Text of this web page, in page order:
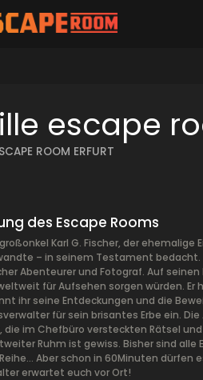
escape
ROOM ERFURT
des Escape Rooms
Karl G. Fischer, der
– in seinem Testament bedacht.
Abenteurer und Fotograf. Auf
für Aufsehen sorgen würden.
ihr seine Entdeckungen und die
für sein brisantes Erbe ein.
die im Chefbüro versteckten Rätsel
Ruhm ist gewiss. Bisher sind
Aber schon in 60Minuten
erwartet euch vor Ort!